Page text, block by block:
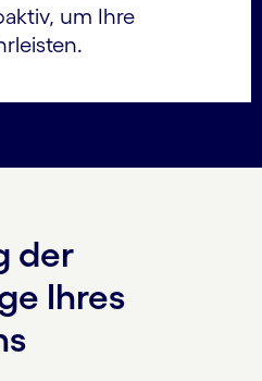
um Ihre
der
Ihres